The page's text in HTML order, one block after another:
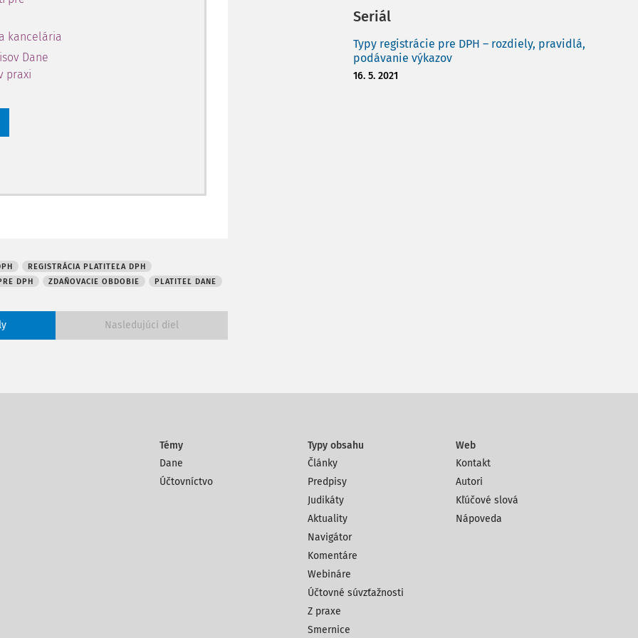
osoba, ktorá tzv. "uľahčuje" dodanie
kancelária
Dane
praxi
REGISTRÁCIA PLATITEĽA DPH
DPH ZDAŇOVACIE OBDOBIE PLATITEĽ DANE
Nasledujúci diel
Seriál
Typy registrácie pre DPH – rozdiely, pravidlá,
podávanie výkazov
16. 5. 2021
Témy
Dane
Účtovníctvo
Typy obsahu
Články
Predpisy
Judikáty
Aktuality
Navigátor
Komentáre
Webináre
Účtovné súvzťažnosti
Z praxe
Smernice
Web
Kontakt
Autori
Kľúčové slová
Nápoveda